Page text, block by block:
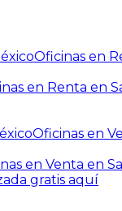
Oficinas en
en Renta en
Oficinas en
en Venta en
gratis aquí